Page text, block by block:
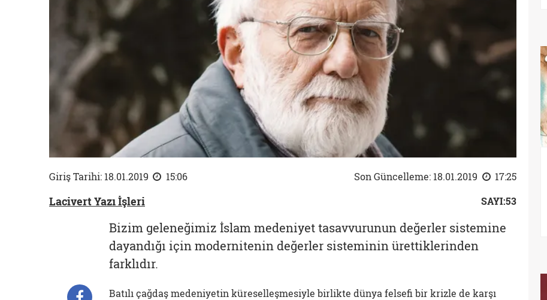
Giriş Tarihi: 18.01.2019 15:06 Son Güncelleme: 18.01.2019 17:25
Lacivert Yazı İşleri SAYI:53
Bizim geleneğimiz İslam medeniyet tasavvurunun değerler sistemine
dayandığı için modernitenin değerler sisteminin ürettiklerinden
farklıdır.
Batılı çağdaş medeniyetin küreselleşmesiyle birlikte dünya felsefi bir krizle de karşı